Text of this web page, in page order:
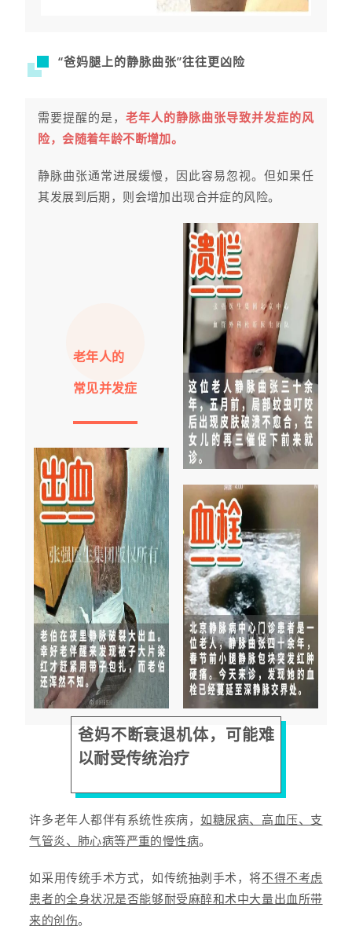
“爸妈腿上的静脉曲张”往往更凶险
需要提醒的是，老年人的静脉曲张导致并发症的风
险，会随着年龄不断增加。
静脉曲张通常进展缓慢，因此容易忽视。但如果任
其发展到后期，则会增加出现合并症的风险。
老年人的
常见并发症
爸妈不断衰退机体， 可能难
以耐受传统治疗
许多老年人都伴有系统性疾病，如糖尿病、高血压、支
气管炎、肺心病等严重的慢性病。
如采用传统手术方式，如传统抽剥手术，将不得不考虑
患者的全身状况是否能够耐受麻醉和术中大量出血所带
来的创伤。